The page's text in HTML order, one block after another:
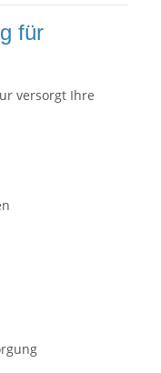
für
versorgt Ihre